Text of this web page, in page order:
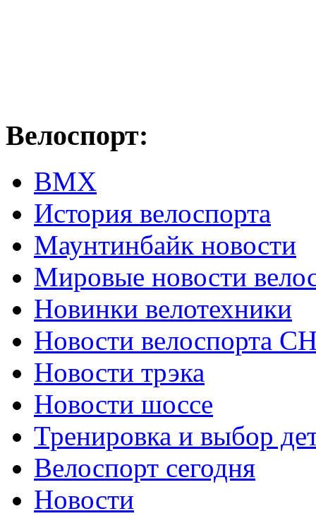
Велоспорт:
ВМХ
История велоспорта
Маунтинбайк новости
Мировые новости
Новинки велотехники
Новости велоспорта
Новости трэка
Новости шоссе
Тренировка и выбор
Велоспорт сегодня
Новости